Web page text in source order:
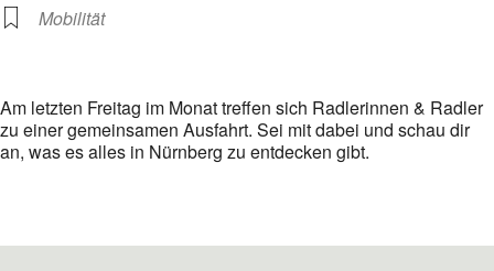
Mobilität
Am letzten Freitag im Monat treffen sich Radlerinnen & Radler
zu einer gemeinsamen Ausfahrt. Sei mit dabei und schau dir
an, was es alles in Nürnberg zu entdecken gibt.